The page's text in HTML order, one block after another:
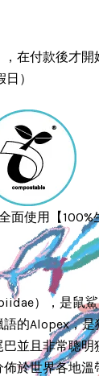
在付款後才
）
面使用【100%
），是鼠
的Alopex，
並且非常聰
於世界各地